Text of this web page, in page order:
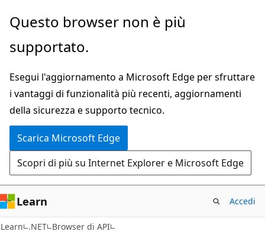
Ignora
passa
contenuto
principale
Passare
allo
spostamento
pagina
Questo browser non è più
supportato.
Esegui l'aggiornamento a Microsoft Edge per sfruttare
i vantaggi di funzionalità più recenti, aggiornamenti
della sicurezza e supporto tecnico.
Scarica Microsoft Edge
Scopri di più su Internet Explorer e Microsoft Edge
Learn Accedi
Learn .NET Browser di API